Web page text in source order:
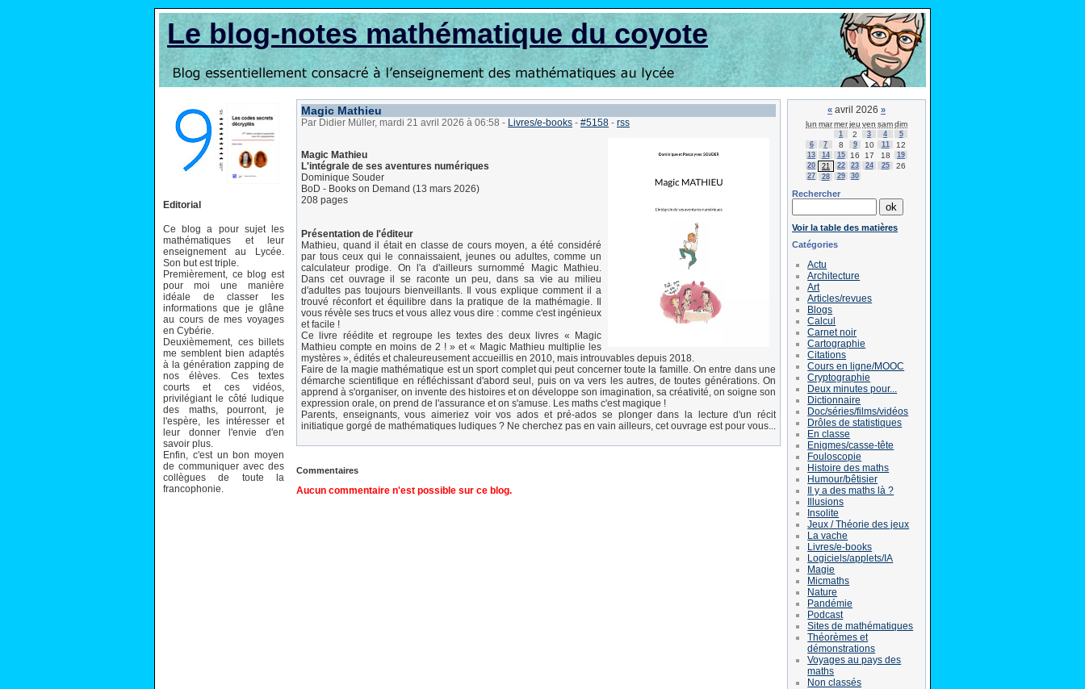
Le blog-notes mathématique du coyote
Editorial
Ce blog a pour sujet les
mathématiques et leur
enseignement au Lycée.
Son but est triple.
Premièrement, ce blog est
pour moi une manière
idéale de classer les
informations que je glâne
au cours de mes voyages
en Cybérie.
Deuxièmement, ces billets
me semblent bien adaptés
à la génération zapping de
nos élèves. Ces textes
courts et ces vidéos,
privilégiant le côté ludique
des maths, pourront, je
l'espère, les intéresser et
leur donner l'envie d'en
savoir plus.
Enfin, c'est un bon moyen
de communiquer avec des
collègues de toute la
francophonie.
Magic Mathieu
Par Didier Müller, mardi 21 avril 2026 à 06:58 - Livres/e-books - #5158 - rss
Magic Mathieu
L'intégrale de ses aventures numériques
Dominique Souder
BoD - Books on Demand (13 mars 2026)
208 pages
Présentation de l'éditeur
Mathieu, quand il était en classe de cours moyen, a été considéré
par tous ceux qui le connaissaient, jeunes ou adultes, comme un
calculateur prodige. On l'a d'ailleurs surnommé Magic Mathieu.
Dans cet ouvrage il se raconte un peu, dans sa vie au milieu
d'adultes pas toujours bienveillants. Il vous explique comment il a
trouvé réconfort et équilibre dans la pratique de la mathémagie. Il
vous révèle ses trucs et vous allez vous dire : comme c'est ingénieux
et facile !
Ce livre réédite et regroupe les textes des deux livres « Magic
Mathieu compte en moins de 2 ! » et « Magic Mathieu multiplie les
mystères », édités et chaleureusement accueillis en 2010, mais introuvables depuis 2018.
Faire de la magie mathématique est un sport complet qui peut concerner toute la famille. On entre dans une
démarche scientifique en réfléchissant d'abord seul, puis on va vers les autres, de toutes générations. On
apprend à s'organiser, on invente des histoires et on développe son imagination, sa créativité, on soigne son
expression orale, on prend de l'assurance et on s'amuse. Les maths c'est magique !
Parents, enseignants, vous aimeriez voir vos ados et pré-ados se plonger dans la lecture d'un récit
initiatique gorgé de mathématiques ludiques ? Ne cherchez pas en vain ailleurs, cet ouvrage est pour vous...
Commentaires
Aucun commentaire n'est possible sur ce blog.
« avril 2026 »
lun marmerjeu ven samdim
1 2 3 4
5
6
7 8 9 10 11 12
13 14 15 16 17 18
19
20
21 22 23 24 25 26
27 28 29 30
Rechercher
Voir la table des matières
Catégories
Actu
Architecture
Art
Articles/revues
Blogs
Calcul
Carnet noir
Cartographie
Citations
Cours en ligne/MOOC
Cryptographie
Deux minutes pour...
Dictionnaire
Doc/séries/films/vidéos
Drôles de statistiques
En classe
Enigmes/casse-tête
Fouloscopie
Histoire des maths
Humour/bêtisier
Il y a des maths là ?
Illusions
Insolite
Jeux / Théorie des jeux
La vache
Livres/e-books
Logiciels/applets/IA
Magie
Micmaths
Nature
Pandémie
Podcast
Sites de mathématiques
Théorèmes et
démonstrations
Voyages au pays des
maths
Non classés